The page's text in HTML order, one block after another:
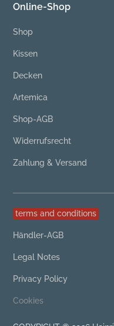
Online-Shop
Shop
Kissen
Decken
Artemica
Shop-AGB
Widerrufsrecht
Zahlung & Versand
terms and conditions
Händler-AGB
Legal Notes
Privacy Policy
Cookies